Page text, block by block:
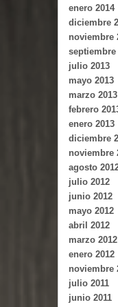
enero 2014
diciembre
noviembre
septiembre
julio 2013
mayo 2013
marzo 2013
febrero
enero 2013
diciembre
noviembre
agosto
julio 2012
junio 2012
mayo 2012
abril 2012
marzo 2012
enero 2012
noviembre
julio 2011
junio 2011